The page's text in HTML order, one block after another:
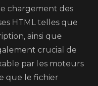
chargement des
HTML telles que
ainsi que
crucial de
par les moteurs
que le fichier